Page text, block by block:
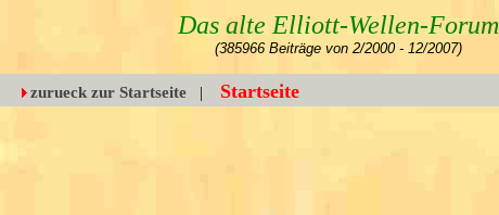
Das alte Elliott-Wellen-Forum
(385966 Beiträge von 2/2000 - 12/2007)
zurueck zur Startseite | Startseite